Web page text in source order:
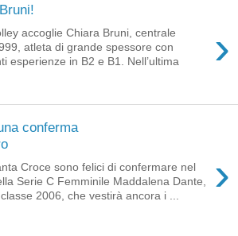
›
accoglie Chiara Bruni, centrale
atleta di grande spessore con
esperienze in B2 e B1. Nell’ultima
conferma
›
Croce sono felici di confermare nel
Serie C Femminile Maddalena Dante,
2006, che vestirà ancora i ...